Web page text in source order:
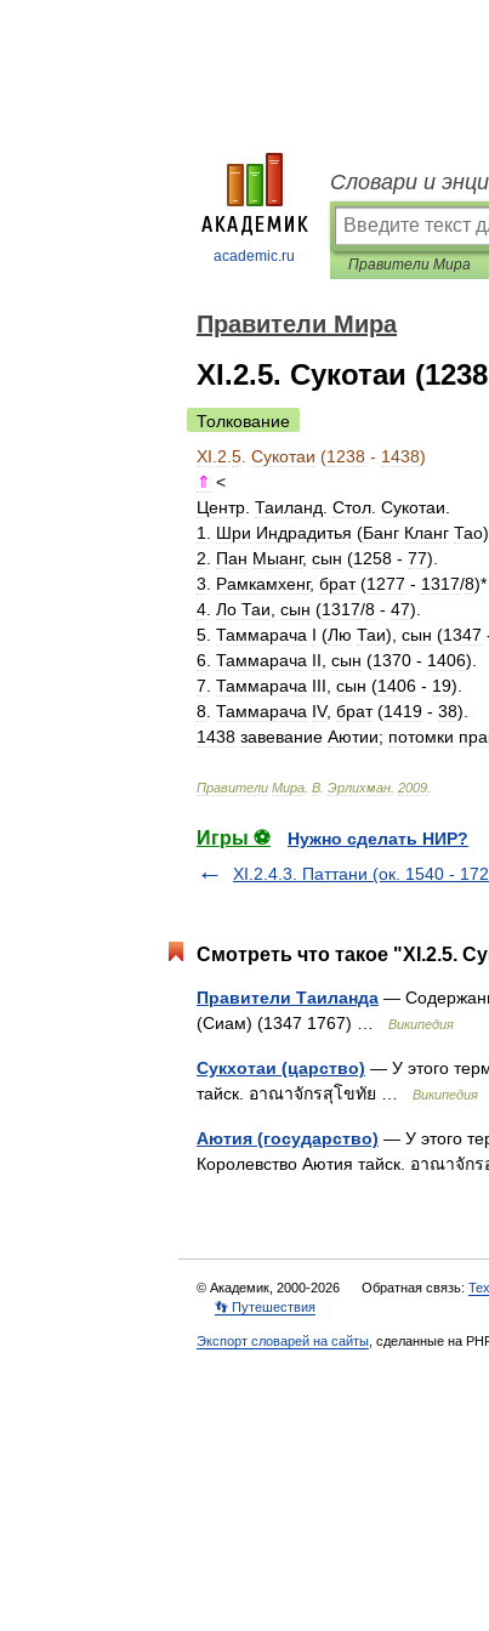
academic.ru
Словари и
Правители Мира
Правители Мира
XI.2.5. Сукотаи
Толкование
XI 2 5 Сукотаи (1238 - 1438)
⇑ <
Центр Таиланд Стол Сукотаи
1
Шри Индрадитья (Банг Кланг Тао
2
Пан Мыанг, сын (1258 - 77).
3
Рамкамхенг, брат(1277 - 1317/8)*
4 Ло Таи сын (1317/8 - 47).
5 Таммарача I (Лю Таи), сын (1347
6 Таммарача II сын (1370 - 1406).
7 Таммарача III сын (1406 - 19).
8 Таммарача IV, брат(1419 - 38).
1438 завевание Аютии; потомки
Правители Мира В Эрлихман 2009
Игры ⚽
Нужно сделать НИР?
XI.2.4.3. Паттани (ок. 1540 -
Смотреть что такое "XI.2.5.
Правители Таиланда —
(Сиам) (1347 1767) …
Википедия
Сукхотаи (царство) — У этого
тайск. อาณาจักรสุโขทัย …
Википедия
Аютия (государство) — У этого
Королевство Аютия тайск. อาณาจั
© Академик, 2000-2026 Обратная связь:
👣 Путешествия
Экспорт словарей на сайты , сделанные на